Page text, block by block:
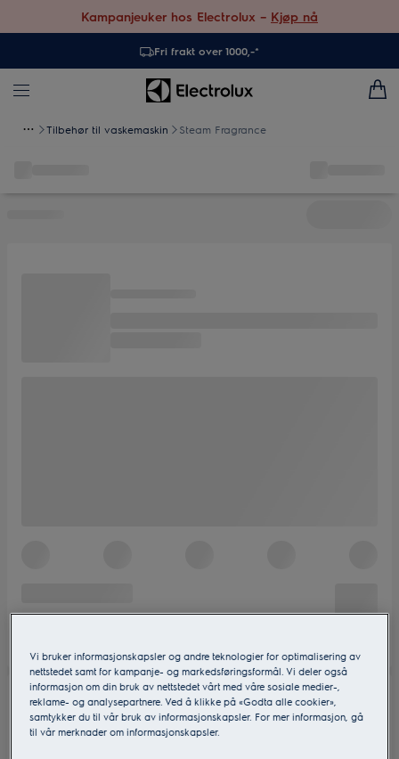
Kampanjeuker hos Electrolux – Kjøp nå
Fri frakt over 1000,-*
Tilbehør til vaskemaskin Steam Fragrance
Vi bruker informasjonskapsler og andre teknologier for optimalisering av
nettstedet samt for kampanje- og markedsføringsformål. Vi deler også
informasjon om din bruk av nettstedet vårt med våre sosiale medier-,
reklame- og analysepartnere. Ved å klikke på «Godta alle cookier»,
samtykker du til vår bruk av informasjonskapsler. For mer informasjon, gå
til vår merknader om informasjonskapsler.